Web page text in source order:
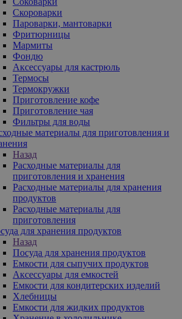
Скороварки
Пароварки, мантоварки
Фритюрницы
Мармиты
Фондю
Аксессуары для кастрюль
Термосы
Термокружки
Приготовление кофе
Приготовление чая
Фильтры для воды
материалы для приготовления и
Назад
Расходные материалы для
приготовления и хранения
Расходные материалы для хранения
продуктов
Расходные материалы для
приготовления
для хранения продуктов
Назад
Посуда для хранения продуктов
Емкости для сыпучих продуктов
Аксессуары для емкостей
Емкости для кондитерских изделий
Хлебницы
Емкости для жидких продуктов